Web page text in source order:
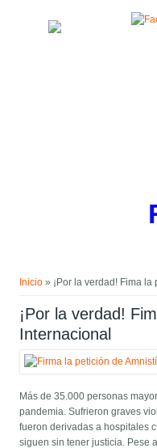
Inicio » ¡Por la verdad! Fima la
¡Por la verdad!
Internacional
Más de 35.000 personas
pandemia. Sufrieron graves
fueron derivadas a hospitales
siguen sin tener justicia. Pese